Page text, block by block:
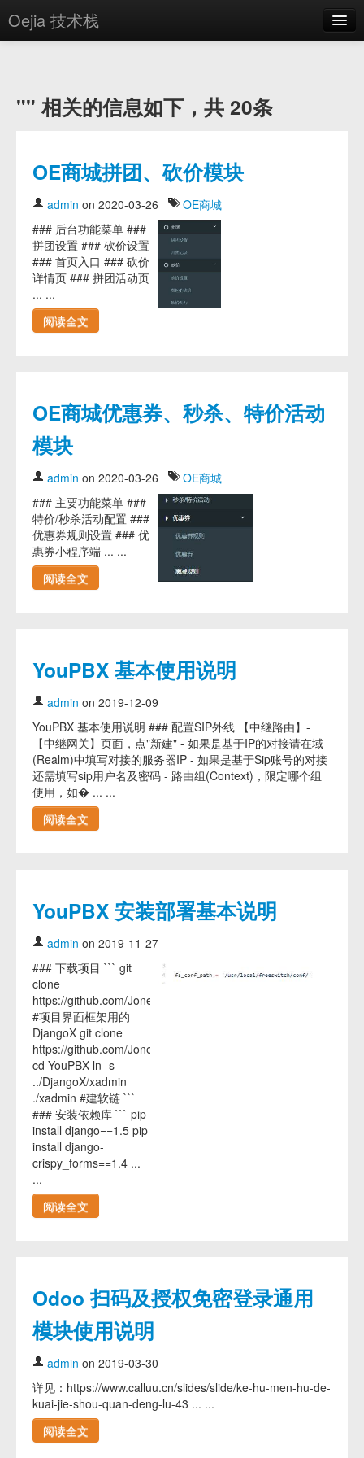
Oejia 技术栈
分享
编辑器
登录
"" 相关的信息如下，共 20条
OE商城拼团、砍价模块
admin on 2020-03-26
OE商城
### 后台功能菜单 ###
拼团设置 ### 砍价设置
### 首页入口 ### 砍价
详情页 ### 拼团活动页
... ...
阅读全文
OE商城优惠券、秒杀、特价活动
模块
admin on 2020-03-26
OE商城
### 主要功能菜单 ###
特价/秒杀活动配置 ###
优惠券规则设置 ### 优
惠券小程序端 ... ...
阅读全文
YouPBX 基本使用说明
admin on 2019-12-09
YouPBX 基本使用说明 ### 配置SIP外线 【中继路由】-
【中继网关】页面，点"新建" - 如果是基于IP的对接请在域
(Realm)中填写对接的服务器IP - 如果是基于Sip账号的对接
还需填写sip用户名及密码 - 路由组(Context)，限定哪个组
使用，如� ... ...
阅读全文
YouPBX 安装部署基本说明
admin on 2019-11-27
### 下载项目 ``` git
clone
https://github.com/JoneXiong/DjangoX.git
#项目界面框架用的
DjangoX git clone
https://github.com/JoneXiong/YouPBX.git
cd YouPBX ln -s
../DjangoX/xadmin
./xadmin #建软链 ```
### 安装依赖库 ``` pip
install django==1.5 pip
install django-
crispy_forms==1.4 ...
...
阅读全文
Odoo 扫码及授权免密登录通用
模块使用说明
admin on 2019-03-30
详见：https://www.calluu.cn/slides/slide/ke-hu-men-hu-de-
kuai-jie-shou-quan-deng-lu-43 ... ...
阅读全文